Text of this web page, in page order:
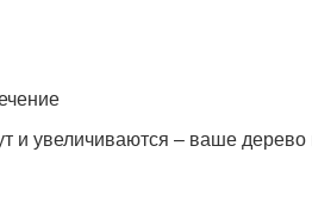
и увеличиваются – ваше дерево